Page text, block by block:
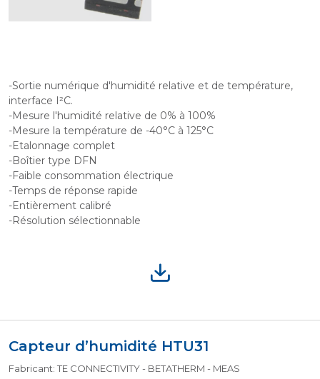
-Sortie numérique d'humidité relative et de température,
interface I²C.
-Mesure l'humidité relative de 0% à 100%
-Mesure la température de -40°C à 125°C
-Etalonnage complet
-Boîtier type DFN
-Faible consommation électrique
-Temps de réponse rapide
-Entièrement calibré
-Résolution sélectionnable
Capteur d’humidité HTU31
Fabricant: TE CONNECTIVITY - BETATHERM - MEAS